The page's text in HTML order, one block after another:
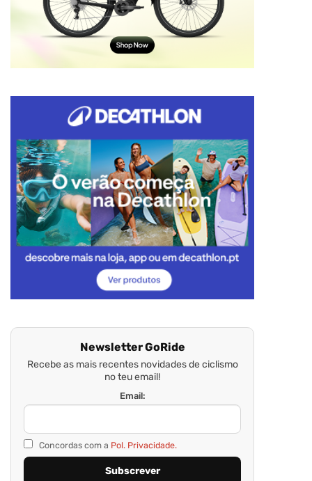
Newsletter GoRide
Recebe as mais recentes novidades de ciclismo
no teu email!
Email:
Concordas com a Pol. Privacidade.